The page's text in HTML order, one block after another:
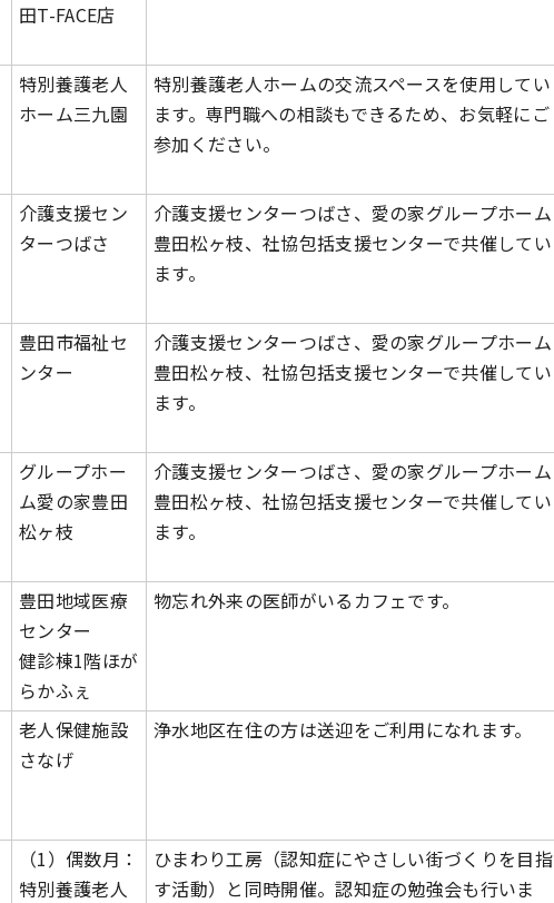
田T-FACE店
特別養護老人
ホーム三九園
特別養護老人ホームの交流スペースを使用してい
ます。専門職への相談もできるため、お気軽にご
参加ください。
介護支援セン
ターつばさ
介護支援センターつばさ、愛の家グループホーム
豊田松ヶ枝、社協包括支援センターで共催してい
ます。
豊田市福祉セ
ンター
介護支援センターつばさ、愛の家グループホーム
豊田松ヶ枝、社協包括支援センターで共催してい
ます。
グループホー
ム愛の家豊田
松ヶ枝
介護支援センターつばさ、愛の家グループホーム
豊田松ヶ枝、社協包括支援センターで共催してい
ます。
豊田地域医療
センター
健診棟1階ほが
らかふぇ
物忘れ外来の医師がいるカフェです。
老人保健施設
さなげ
浄水地区在住の方は送迎をご利用になれます。
（1）偶数月：
特別養護老人
ひまわり工房（認知症にやさしい街づくりを目指
す活動）と同時開催。認知症の勉強会も行いま